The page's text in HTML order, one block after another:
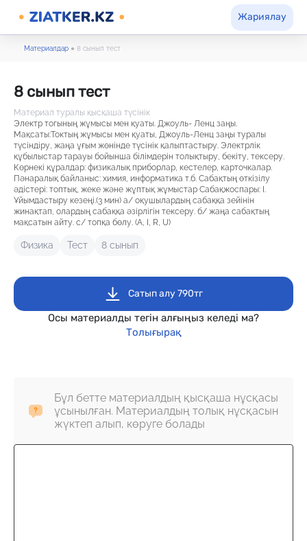
Жариялау
Материалдар ● 8 сынып тест
8 сынып тест
Материал туралы қысқаша түсінік
Электр тогының жұмысы мен қуаты. Джоуль- Ленц заңы.
Мақсаты:Токтың жұмысы мен қуаты, Джоуль-Ленц заңы туралы
түсіндіру, жаңа ұғым жөнінде түсінік қалыптастыру. Электрлік
құбылыстар тарауы бойынша білімдерін толықтыру, бекіту, тексеру.
Көрнекі құралдар: физикалық приборлар, кестелер, карточкалар.
Пәнаралық байланыс: химия, информатика т.б. Сабақтың өткізілу
әдістері: топтық, жеке және жұптық жұмыстар Сабақжоспары: І.
Ұйымдастыру кезеңі.(3 мин) а/ оқушылардың сабаққа зейінін
жинақтап, олардың сабаққа әзірлігін тексеру. б/ жаңа сабақтың
мақсатын айту. с/ топқа бөлу. (A, І, R, U)
Физика Тест 8 сынып
Сатып алу 790тг
Осы материалды тегін алғыңыз келеді ма?
Толығырақ
Бұл бетте материалдың қысқаша нұсқасы
ұсынылған. Материалдың толық нұсқасын
жүктеп алып, көруге болады